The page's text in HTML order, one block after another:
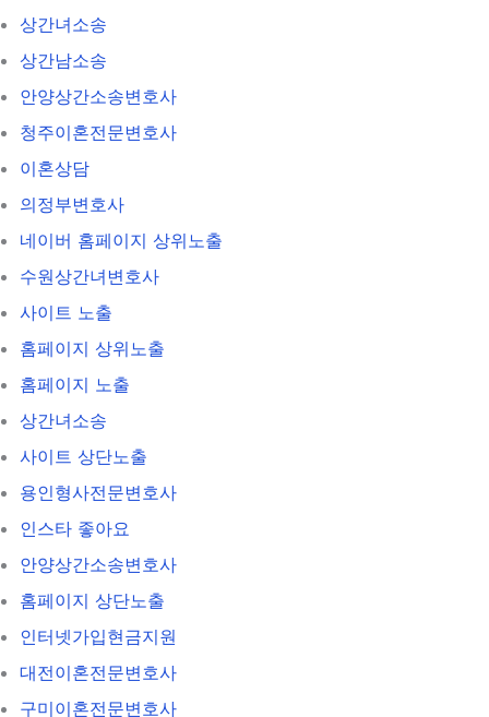
상간녀소송
상간남소송
안양상간소송변호사
청주이혼전문변호사
이혼상담
의정부변호사
네이버 홈페이지 상위노출
수원상간녀변호사
사이트 노출
홈페이지 상위노출
홈페이지 노출
상간녀소송
사이트 상단노출
용인형사전문변호사
인스타 좋아요
안양상간소송변호사
홈페이지 상단노출
인터넷가입현금지원
대전이혼전문변호사
구미이혼전문변호사